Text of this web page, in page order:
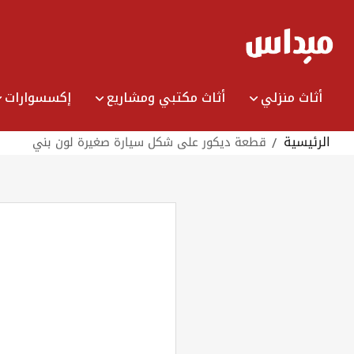
Content
أثاث منزلي أثاث مكتبي ومشاريع إكسسوارات
الرئيسية
قطعة ديكور على شكل سيارة صغيرة لون بني